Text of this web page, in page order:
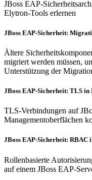
JBoss EAP-
Elytron-Tools erlernen
JBoss EAP-Sicherheit:
Ältere
migriert werden müssen,
Unterstützung der
JBoss EAP-Sicherheit: TLS
TLS-Verbindungen auf
Managementoberflächen
JBoss EAP-Sicherheit: RBAC
Rollenbasierte
auf einem JBoss EAP-